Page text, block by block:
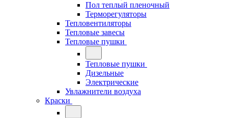
Пол теплый пленочный
Терморегуляторы
Тепловентиляторы
Тепловые завесы
Тепловые пушки
Тепловые пушки
Дизельные
Электрические
Увлажнители воздуха
Краски